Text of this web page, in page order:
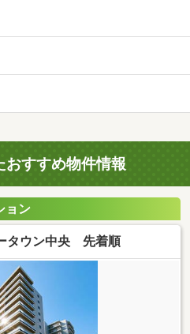
おすすめ物件情報
ョン
タウン中央 先着順